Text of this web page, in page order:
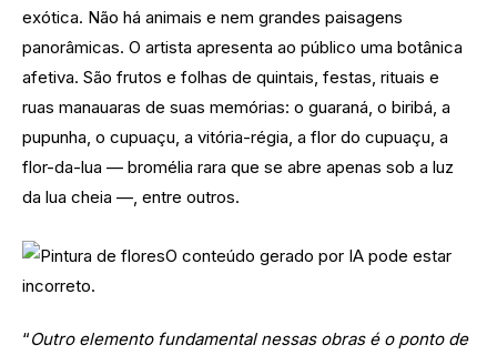
exótica. Não há animais e nem grandes paisagens
panorâmicas. O artista apresenta ao público uma botânica
afetiva. São frutos e folhas de quintais, festas, rituais e
ruas manauaras de suas memórias: o guaraná, o biribá, a
pupunha, o cupuaçu, a vitória-régia, a flor do cupuaçu, a
flor-da-lua — bromélia rara que se abre apenas sob a luz
da lua cheia —, entre outros.
“Outro elemento fundamental nessas obras é o ponto de